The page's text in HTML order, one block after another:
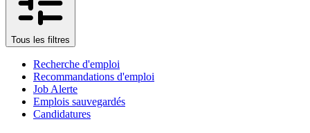
Tous les filtres
Recherche d'emploi
Recommandations d'emploi
Job Alerte
Emplois sauvegardés
Candidatures